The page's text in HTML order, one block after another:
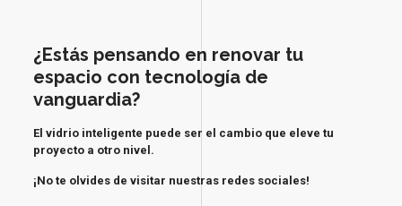
¿Estás pensando en renovar tu
espacio con tecnología de
vanguardia?
El vidrio inteligente puede ser el cambio que eleve tu
proyecto a otro nivel.
¡No te olvides de visitar nuestras redes sociales!